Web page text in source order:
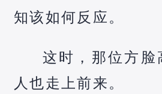
知该如何反应。
这时，那位方脸
人也走上前来。